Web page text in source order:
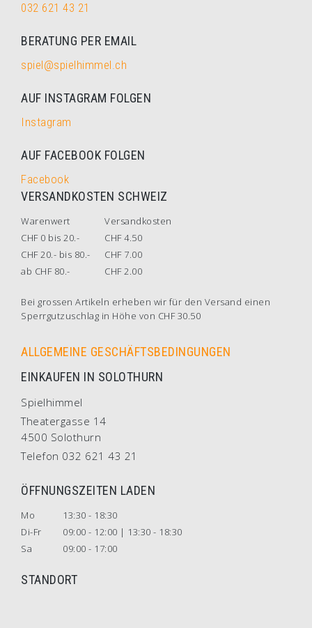
032 621 43 21
BERATUNG PER EMAIL
spiel@spielhimmel.ch
AUF INSTAGRAM FOLGEN
Instagram
AUF FACEBOOK FOLGEN
Facebook
VERSANDKOSTEN SCHWEIZ
Warenwert
Versandkosten
CHF 0 bis 20.-
CHF 4.50
CHF 20.- bis 80.-
CHF 7.00
ab CHF 80.-
CHF 2.00
Bei grossen Artikeln erheben wir für den Versand einen
Sperrgutzuschlag in Höhe von CHF 30.50
ALLGEMEINE GESCHÄFTSBEDINGUNGEN
EINKAUFEN IN SOLOTHURN
Spielhimmel
Theatergasse 14
4500 Solothurn
Telefon 032 621 43 21
ÖFFNUNGSZEITEN LADEN
Mo
13:30 - 18:30
Di-Fr
09:00 - 12:00 | 13:30 - 18:30
Sa
09:00 - 17:00
STANDORT